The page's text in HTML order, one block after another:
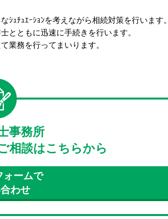
ｭﾁｭｴｰｼｮﾝを考えながら相続対策を行います。
とともに迅速に手続きを行います。
業務を行ってまいります。
事務所
相談はこちらから
ォームで
わせ